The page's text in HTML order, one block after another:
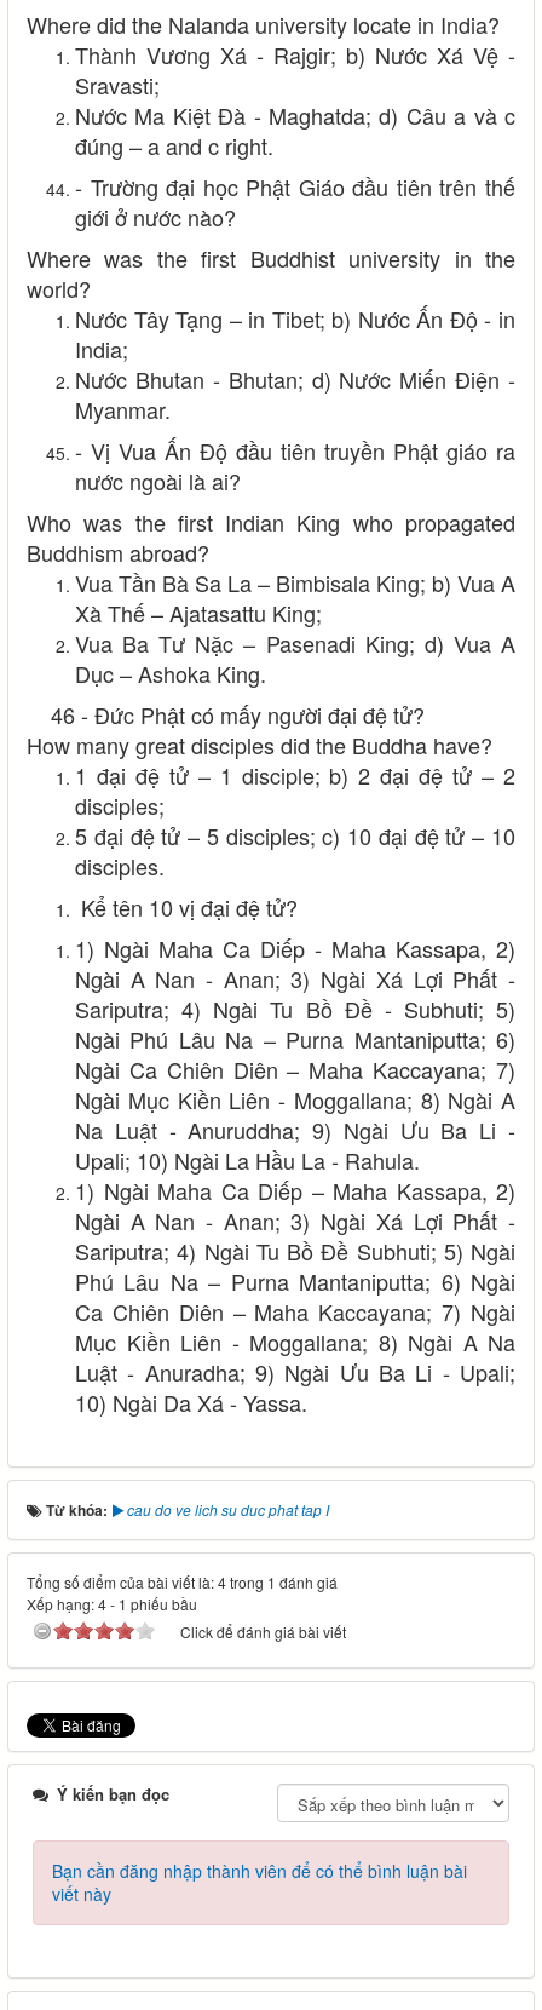
Where did the Nalanda university locate in India?
Thành Vương Xá - Rajgir; b) Nước Xá Vệ -
Sravasti;
Nước Ma Kiệt Đà - Maghatda; d) Câu a và c
đúng – a and c right.
- Trường đại học Phật Giáo đầu tiên trên thế
giới ở nước nào?
Where was the first Buddhist university in the
world?
Nước Tây Tạng – in Tibet; b) Nước Ấn Độ - in
India;
Nước Bhutan - Bhutan; d) Nước Miến Điện -
Myanmar.
- Vị Vua Ấn Độ đầu tiên truyền Phật giáo ra
nước ngoài là ai?
Who was the first Indian King who propagated
Buddhism abroad?
Vua Tần Bà Sa La – Bimbisala King; b) Vua A
Xà Thế – Ajatasattu King;
Vua Ba Tư Nặc – Pasenadi King; d) Vua A
Dục – Ashoka King.
46 - Đức Phật có mấy người đại đệ tử?
How many great disciples did the Buddha have?
1 đại đệ tử – 1 disciple; b) 2 đại đệ tử – 2
disciples;
5 đại đệ tử – 5 disciples; c) 10 đại đệ tử – 10
disciples.
Kể tên 10 vị đại đệ tử?
1) Ngài Maha Ca Diếp - Maha Kassapa, 2)
Ngài A Nan - Anan; 3) Ngài Xá Lợi Phất -
Sariputra; 4) Ngài Tu Bồ Đề - Subhuti; 5)
Ngài Phú Lâu Na – Purna Mantaniputta; 6)
Ngài Ca Chiên Diên – Maha Kaccayana; 7)
Ngài Mục Kiền Liên - Moggallana; 8) Ngài A
Na Luật - Anuruddha; 9) Ngài Ưu Ba Li -
Upali; 10) Ngài La Hầu La - Rahula.
1) Ngài Maha Ca Diếp – Maha Kassapa, 2)
Ngài A Nan - Anan; 3) Ngài Xá Lợi Phất -
Sariputra; 4) Ngài Tu Bồ Đề Subhuti; 5) Ngài
Phú Lâu Na – Purna Mantaniputta; 6) Ngài
Ca Chiên Diên – Maha Kaccayana; 7) Ngài
Mục Kiền Liên - Moggallana; 8) Ngài A Na
Luật - Anuradha; 9) Ngài Ưu Ba Li - Upali;
10) Ngài Da Xá - Yassa.
Từ khóa: cau do ve lich su duc phat tap I
Tổng số điểm của bài viết là: 4 trong 1 đánh giá
Xếp hạng:4- 1 phiếu bầu
Click để đánh giá bài viết
Ý kiến bạn đọc
Bạn cần đăng nhập thành viên để có thể bình luận bài
viết này